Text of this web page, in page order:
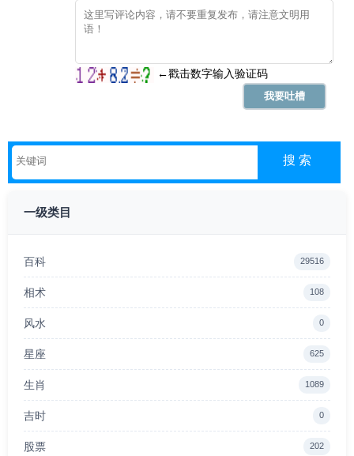
一级类目
百科 29516
相术 108
风水 0
星座 625
生肖 1089
吉时 0
股票 202